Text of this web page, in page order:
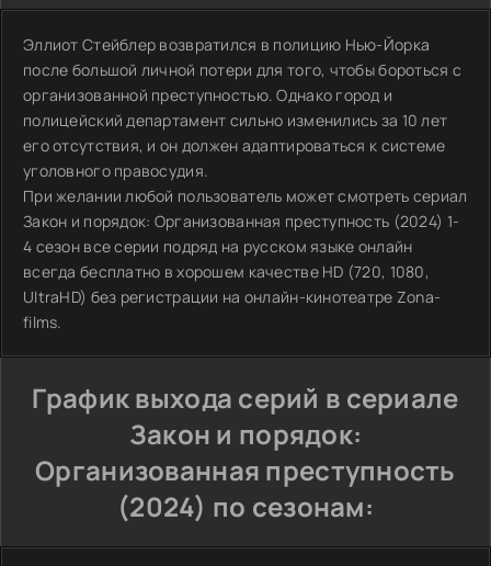
Эллиот Стейблер возвратился в полицию Нью-Йорка
после большой личной потери для того, чтобы бороться с
организованной преступностью. Однако город и
полицейский департамент сильно изменились за 10 лет
его отсутствия, и он должен адаптироваться к системе
уголовного правосудия.
При желании любой пользователь может смотреть сериал
Закон и порядок: Организованная преступность (2024) 1-
4 сезон все серии подряд на русском языке онлайн
всегда бесплатно в хорошем качестве HD (720, 1080,
UltraHD) без регистрации на онлайн-кинотеатре Zona-
films.
График выхода серий в сериале
Закон и порядок:
Организованная преступность
(2024) по сезонам: